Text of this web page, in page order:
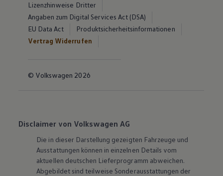
Lizenzhinweise Dritter
Angaben zum Digital Services Act (DSA)
EU Data Act
Produktsicherheitsinformationen
Vertrag Widerrufen
© Volkswagen 2026
Disclaimer von Volkswagen AG
Die in dieser Darstellung gezeigten Fahrzeuge und
Ausstattungen können in einzelnen Details vom
aktuellen deutschen Lieferprogramm abweichen.
Abgebildet sind teilweise Sonderausstattungen der